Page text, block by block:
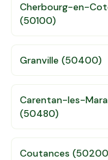
Cherbourg-en-
(50100)
Granville (50400)
Carentan-les-
(50480)
Coutances (50200
Accès gratuit illimité